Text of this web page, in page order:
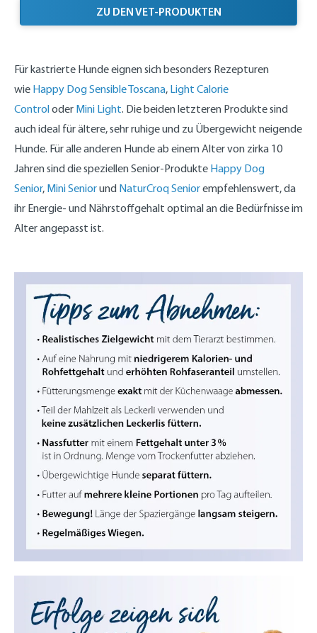
ZU DEN VET-PRODUKTEN
Für kastrierte Hunde eignen sich besonders Rezepturen
wie Happy Dog Sensible Toscana, Light Calorie
Controloder Mini Light. Die beiden letzteren Produkte sind
auch ideal für ältere, sehr ruhige und zu Übergewicht neigende
Hunde. Für alle anderen Hunde ab einem Alter von zirka 10
Jahren sind die speziellen Senior-Produkte Happy Dog
Senior, Mini Seniorund NaturCroq Seniorempfehlenswert, da
ihr Energie- und Nährstoffgehalt optimal an die Bedürfnisse im
Alter angepasst ist.